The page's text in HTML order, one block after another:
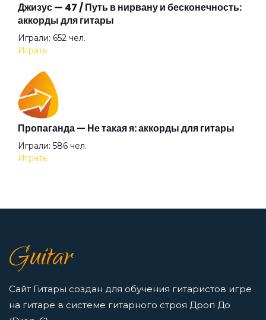
Валентин Стрыкало — Gay porn: аккорды для
гитары
Просмотров: 25696 чел.
Аккорды для начинающих играть на гитаре —
легкие и простые песни на гитаре
Просмотров: 23264 чел.
Перейти
Просмотров: 16420 чел.
Перейти
Джизус — 47 / Путь в нирвану и бесконечность:
аккорды для гитары
Играли: 652 чел.
Играть
Пропаганда — Не такая я: аккорды для гитары
Играли: 586 чел.
Играть
Guitar
Сайт Гитары создан для обучения гитаристов игре
на гитаре в системе гитарного строя Дроп До